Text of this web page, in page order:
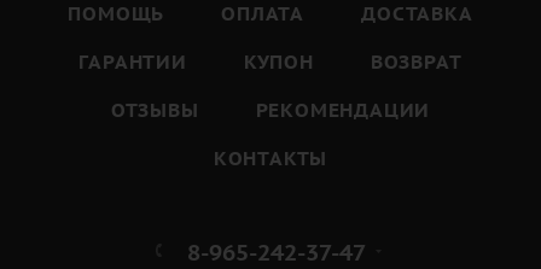
ПОМОЩЬ ОПЛАТА
ДОСТАВКА
ГАРАНТИИ
КУПОН
ВОЗВРАТ
ОТЗЫВЫ
РЕКОМЕНДАЦИИ
КОНТАКТЫ
8-965-242-37-47